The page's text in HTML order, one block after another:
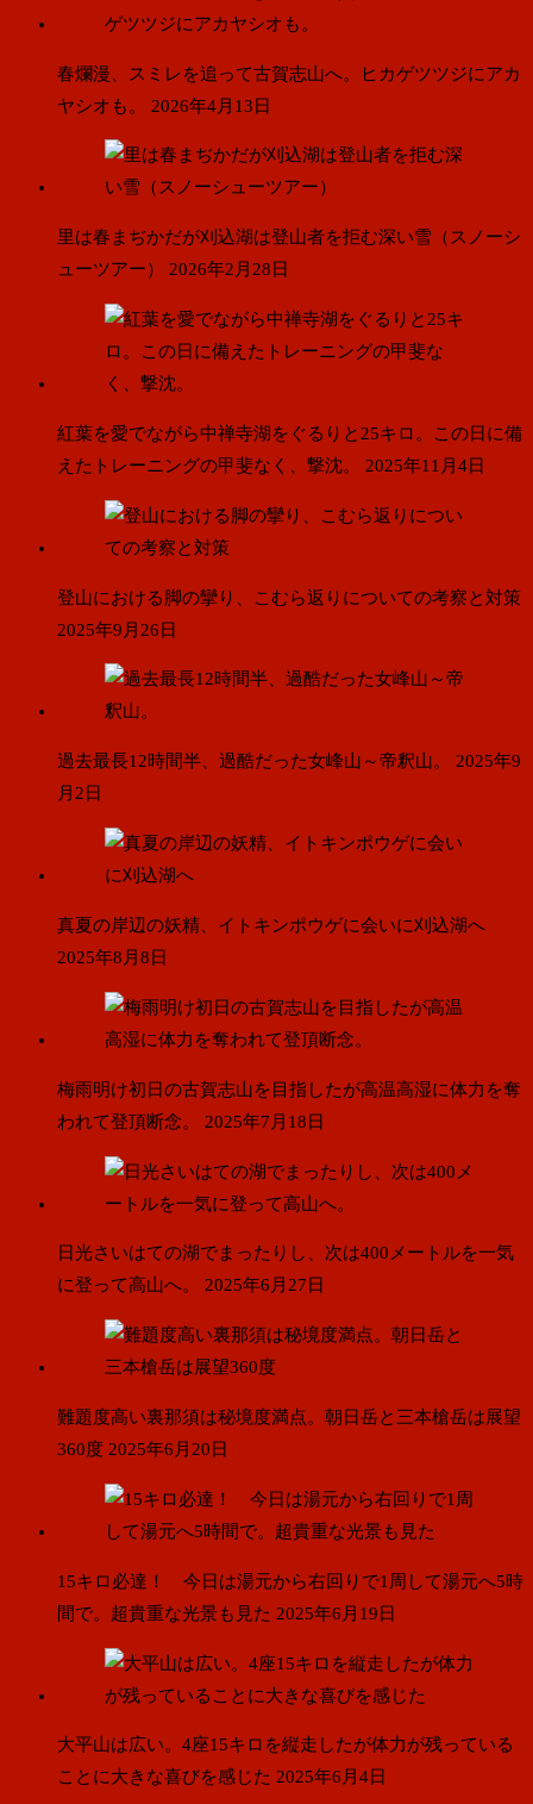
春爛漫、スミレを追って古賀志山へ。ヒカゲツツジにアカ
ヤシオも。
2026年4月13日
里は春まぢかだが刈込湖は登山者を拒む深い雪（スノーシ
ューツアー）
2026年2月28日
紅葉を愛でながら中禅寺湖をぐるりと25キロ。この日に備
えたトレーニングの甲斐なく、撃沈。
2025年11月4日
登山における脚の攣り、こむら返りについての考察と対策
2025年9月26日
過去最長12時間半、過酷だった女峰山～帝釈山。
2025年9
月2日
真夏の岸辺の妖精、イトキンポウゲに会いに刈込湖へ
2025年8月8日
梅雨明け初日の古賀志山を目指したが高温高湿に体力を奪
われて登頂断念。
2025年7月18日
日光さいはての湖でまったりし、次は400メートルを一気
に登って高山へ。
2025年6月27日
難題度高い裏那須は秘境度満点。朝日岳と三本槍岳は展望
360度 2025年6月20日
15キロ必達！ 今日は湯元から右回りで1周して湯元へ5時
間で。超貴重な光景も見た 2025年6月19日
大平山は広い。4座15キロを縦走したが体力が残っている
ことに大きな喜びを感じた 2025年6月4日